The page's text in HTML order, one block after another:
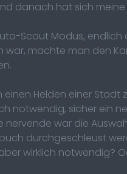
danach hat sich
Scout Modus,
war, machte man den
Helden einer
notwendig, sicher ein
war die
durchgeschleust
wirklich notwendig?